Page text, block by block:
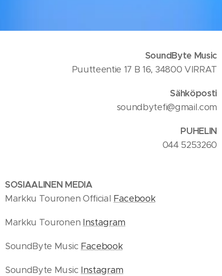
SoundByte Music
Puutteentie 17 B 16, 34800 VIRRAT
Sähköposti
soundbytefi@gmail.com
PUHELIN
044 5253260
SOSIAALINEN MEDIA
Markku Touronen Official Facebook
Markku Touronen Instagram
SoundByte Music Facebook
SoundByte Music Instagram